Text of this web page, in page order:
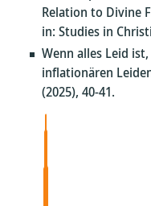
Relation to Divine
in: Studies in
Wenn alles Leid
inflationären
(2025), 40-41.